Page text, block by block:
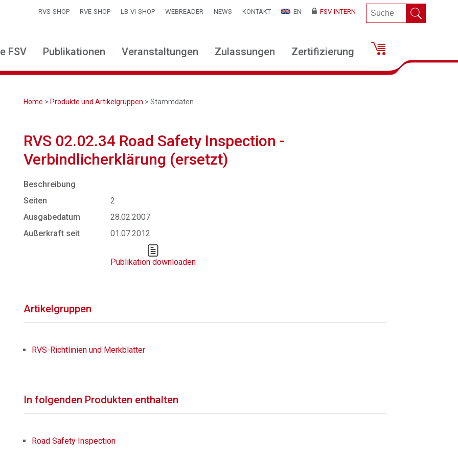
RVS-SHOP RVE-SHOP LB-VI-SHOP WEBREADER NEWS KONTAKT EN FSV-INTERN
FSV Publikationen Veranstaltungen Zulassungen Zertifizierung
Home > Produkte und Artikelgruppen > Stammdaten
RVS 02.02.34 Road Safety Inspection -
Verbindlicherklärung (ersetzt)
Beschreibung
Seiten
2
Ausgabedatum
28.02.2007
Außerkraft seit
01.07.2012
Publikation downloaden
Artikelgruppen
RVS-Richtlinien und Merkblätter
In folgenden Produkten enthalten
Road Safety Inspection